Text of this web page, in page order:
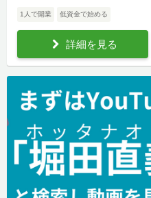
1人で開業 低資金で始める
詳細を見る